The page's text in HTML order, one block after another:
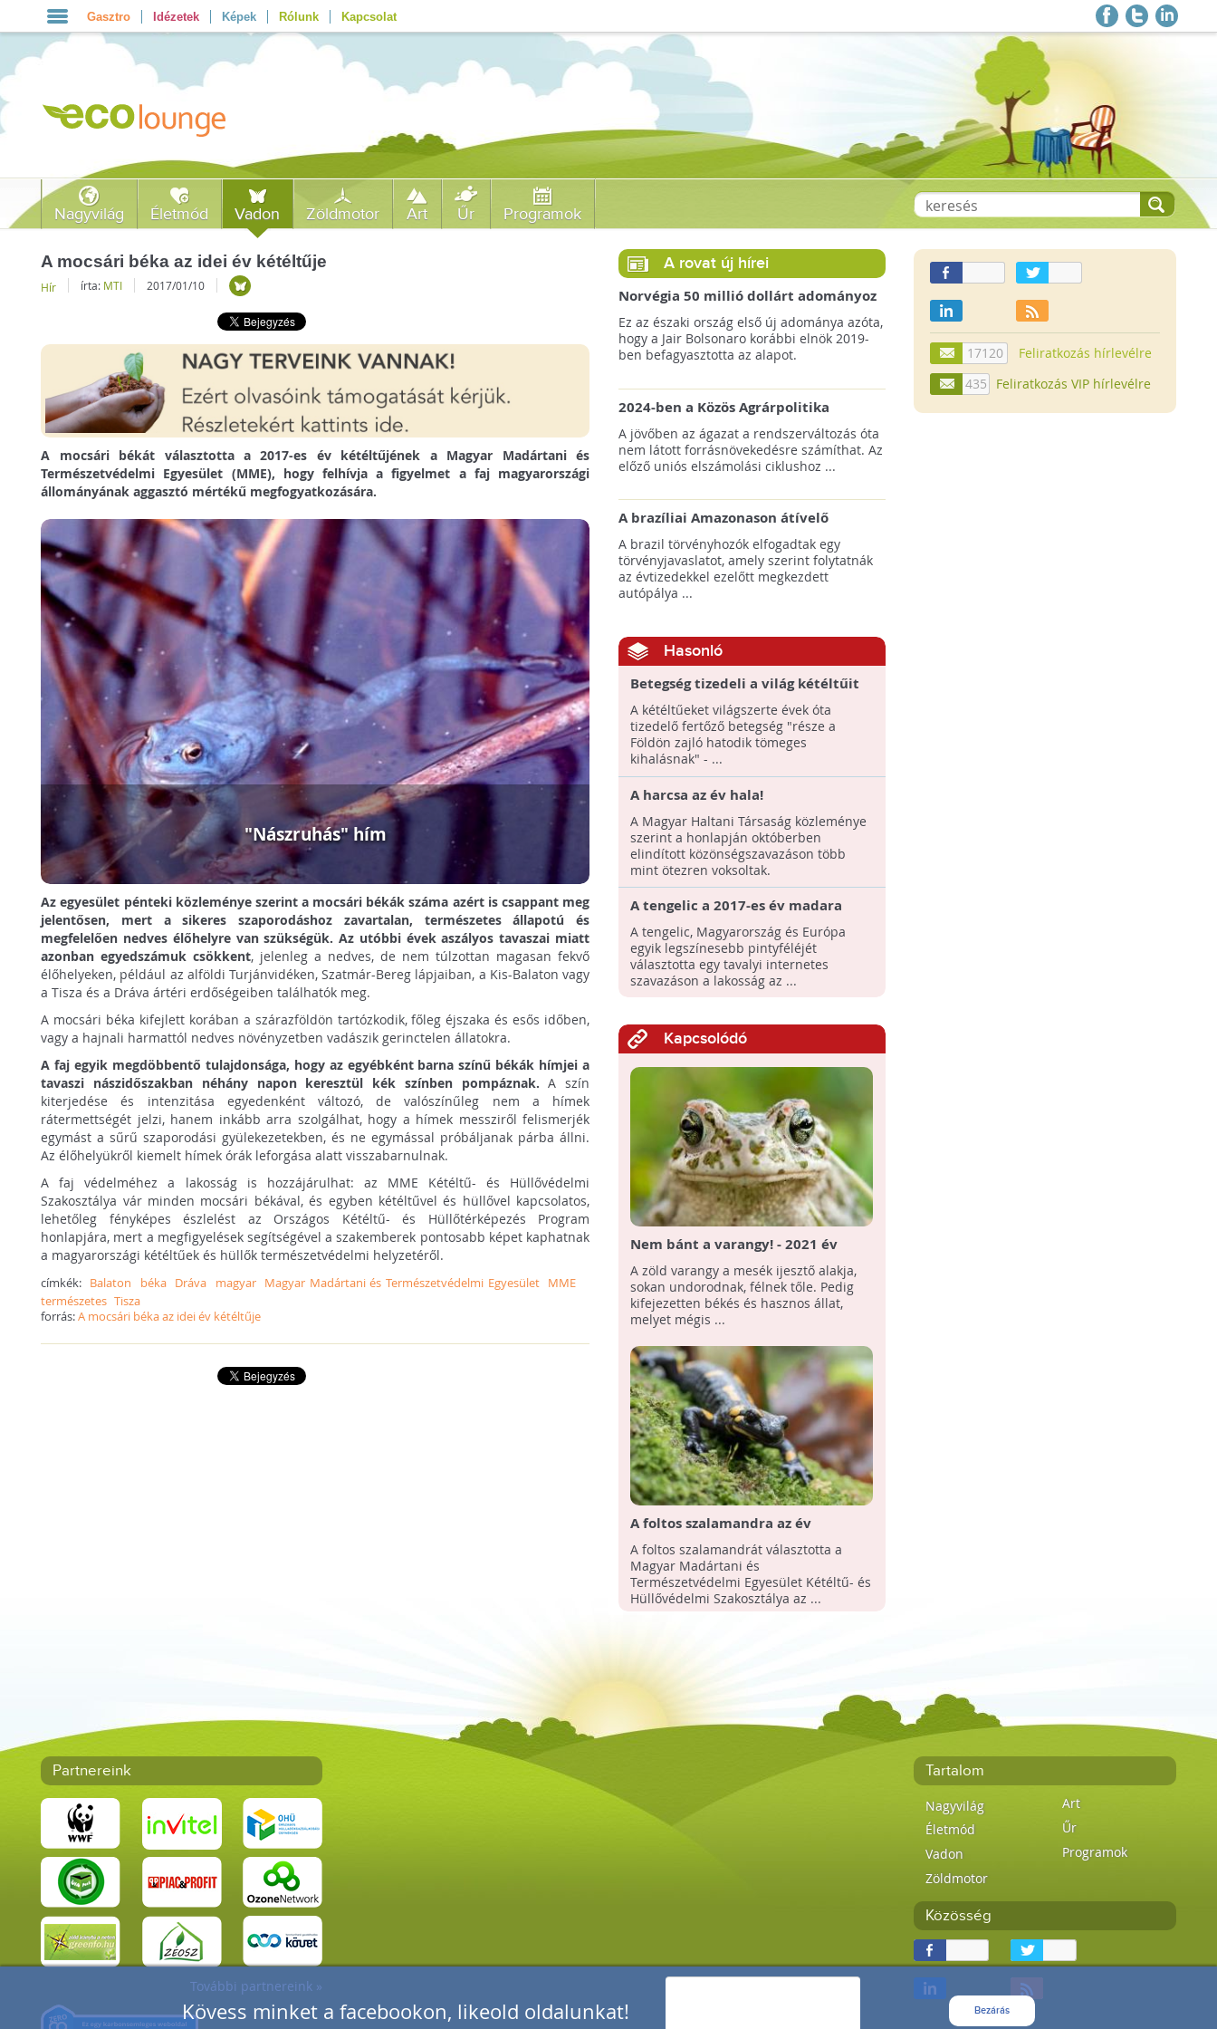
Kövess minket a facebookon, likeold oldalunkat! Bezárás
Gasztro Idézetek Képek Rólunk Kapcsolat
Nagyvilág Életmód Vadon Zöldmotor Art Űr Programok
A mocsári béka az idei év kétéltűje
Hír írta: MTI 2017/01/10
A mocsári békát választotta a 2017-es év kétéltűjének a Magyar Madártani és
Természetvédelmi Egyesület (MME), hogy felhívja a figyelmet a faj magyarországi
állományának aggasztó mértékű megfogyatkozására.
"Nászruhás" hím
Az egyesület pénteki közleménye szerint a mocsári békák száma azért is csappant meg
jelentősen, mert a sikeres szaporodáshoz zavartalan, természetes állapotú és
megfelelően nedves élőhelyre van szükségük. Az utóbbi évek aszályos tavaszai miatt
azonban egyedszámuk csökkent, jelenleg a nedves, de nem túlzottan magasan fekvő
élőhelyeken, például az alföldi Turjánvidéken, Szatmár-Bereg lápjaiban, a Kis-Balaton vagy
a Tisza és a Dráva ártéri erdőségeiben találhatók meg.
A mocsári béka kifejlett korában a szárazföldön tartózkodik, főleg éjszaka és esős időben,
vagy a hajnali harmattól nedves növényzetben vadászik gerinctelen állatokra.
A faj egyik megdöbbentő tulajdonsága, hogy az egyébként barna színű békák hímjei a
tavaszi nászidőszakban néhány napon keresztül kék színben pompáznak. A szín
kiterjedése és intenzitása egyedenként változó, de valószínűleg nem a hímek
rátermettségét jelzi, hanem inkább arra szolgálhat, hogy a hímek messziről felismerjék
egymást a sűrű szaporodási gyülekezetekben, és ne egymással próbáljanak párba állni.
Az élőhelyükről kiemelt hímek órák leforgása alatt visszabarnulnak.
A faj védelméhez a lakosság is hozzájárulhat: az MME Kétéltű- és Hüllővédelmi
Szakosztálya vár minden mocsári békával, és egyben kétéltűvel és hüllővel kapcsolatos,
lehetőleg fényképes észlelést az Országos Kétéltű- és Hüllőtérképezés Program
honlapjára, mert a megfigyelések segítségével a szakemberek pontosabb képet kaphatnak
a magyarországi kétéltűek és hüllők természetvédelmi helyzetéről.
címkék: Balaton béka Dráva magyar Magyar Madártani és Természetvédelmi Egyesület MME
természetes Tisza
forrás:A mocsári béka az idei év kétéltűje
A rovat új hírei
Norvégia 50 millió dollárt adományoz
a brazil Amazonas-alapnak a csökkenő
erdőirtás miatt
Ez az északi ország első új adománya azóta,
hogy a Jair Bolsonaro korábbi elnök 2019-
ben befagyasztotta az alapot.
2024-ben a Közös Agrárpolitika
keretein belül az erdőtelepítési
pályázatok az elsők között nyílnak
majd meg
A jövőben az ágazat a rendszerváltozás óta
nem látott forrásnövekedésre számíthat. Az
előző uniós elszámolási ciklushoz ...
A brazíliai Amazonason átívelő
autópálya robbanásszerű illegális
erdőirtást indíthat el
A brazil törvényhozók elfogadtak egy
törvényjavaslatot, amely szerint folytatnák
az évtizedekkel ezelőtt megkezdett
autópálya ...
Hasonló
Betegség tizedeli a világ kétéltűit
A kétéltűeket világszerte évek óta
tizedelő fertőző betegség "része a
Földön zajló hatodik tömeges
kihalásnak" - ...
A harcsa az év hala!
A Magyar Haltani Társaság közleménye
szerint a honlapján októberben
elindított közönségszavazáson több
mint ötezren voksoltak.
A tengelic a 2017-es év madara
A tengelic, Magyarország és Európa
egyik legszínesebb pintyféléjét
választotta egy tavalyi internetes
szavazáson a lakosság az ...
Kapcsolódó
Nem bánt a varangy! - 2021 év
hüllőjének választották a zöld
varangyot
A zöld varangy a mesék ijesztő alakja,
sokan undorodnak, félnek tőle. Pedig
kifejezetten békés és hasznos állat,
melyet mégis ...
A foltos szalamandra az év
kétéltűje 2019-ben
A foltos szalamandrát választotta a
Magyar Madártani és
Természetvédelmi Egyesület Kétéltű- és
Hüllővédelmi Szakosztálya az ...
17120
Feliratkozás hírlevélre
435
Feliratkozás VIP hírlevélre
Partnereink
További partnereink »
Tartalom
Nagyvilág
Életmód
Vadon
Zöldmotor
Art
Űr
Programok
Közösség